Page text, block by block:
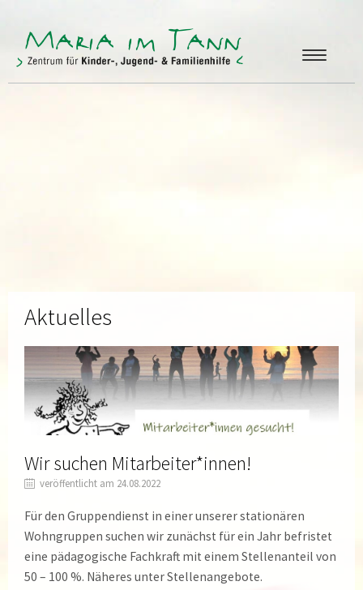
Aktuelles
Wir suchen Mitarbeiter*innen!
veröffentlicht am 24.08.2022
Für den Gruppendienst in einer unserer stationären
Wohngruppen suchen wir zunächst für ein Jahr befristet
eine pädagogische Fachkraft mit einem Stellenanteil von
50 – 100 %. Näheres unter Stellenangebote.